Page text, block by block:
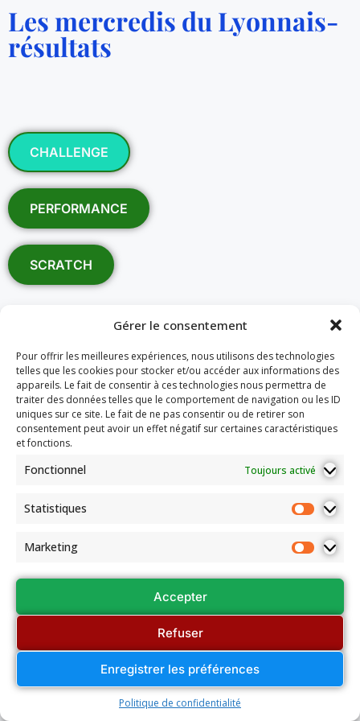
Gérer le consentement
Pour offrir les meilleures expériences, nous utilisons des technologies
telles que les cookies pour stocker et/ou accéder aux informations des
appareils. Le fait de consentir à ces technologies nous permettra de
traiter des données telles que le comportement de navigation ou les ID
uniques sur ce site. Le fait de ne pas consentir ou de retirer son
consentement peut avoir un effet négatif sur certaines caractéristiques
et fonctions.
Fonctionnel Toujours activé
Statistiques
Marketing
Accepter
Refuser
Enregistrer les préférences
Politique de confidentialité
Les mercredis du Lyonnais-
résultats
CHALLENGE
PERFORMANCE
SCRATCH